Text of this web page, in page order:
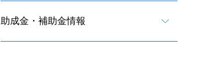
助成金・補助金情報